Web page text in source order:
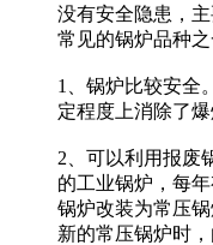
没有安全隐患，
常见的锅炉品种之
1、锅炉比较安全
定程度上消除了爆
2、可以利用报废
的工业锅炉，每
锅炉改装为常压
新的常压锅炉时